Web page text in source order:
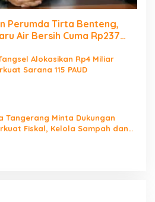
Perumda Tirta Benteng,
Air Bersih Cuma Rp237
Alokasikan Rp4 Miliar
Sarana 115 PAUD
Tangerang Minta Dukungan
Fiskal, Kelola Sampah dan